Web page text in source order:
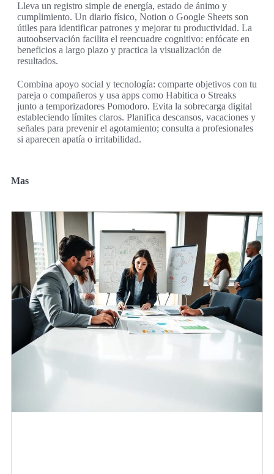
Lleva un registro simple de energía, estado de ánimo y
cumplimiento. Un diario físico, Notion o Google Sheets son
útiles para identificar patrones y mejorar tu productividad. La
autoobservación facilita el reencuadre cognitivo: enfócate en
beneficios a largo plazo y practica la visualización de
resultados.
Combina apoyo social y tecnología: comparte objetivos con tu
pareja o compañeros y usa apps como Habitica o Streaks
junto a temporizadores Pomodoro. Evita la sobrecarga digital
estableciendo límites claros. Planifica descansos, vacaciones y
señales para prevenir el agotamiento; consulta a profesionales
si aparecen apatía o irritabilidad.
Mas